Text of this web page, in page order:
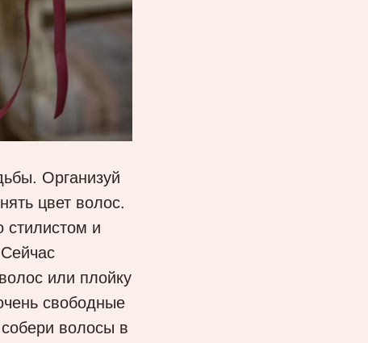
Организуй
цвет волос.
стилистом и
или плойку
свободные
волосы в